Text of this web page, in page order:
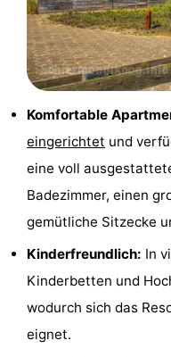
Fähre
Inselhüpfen
Reisebuchshop
Medizin
Adressen
Region
Friesland
Leeuwarden
Watteninseln
Komfortable
eingerichtet und
eine voll
Badezimmer, einen
gemütliche Sitzecke
Kinderfreundlich: In
Kinderbetten und
wodurch sich das
eignet.